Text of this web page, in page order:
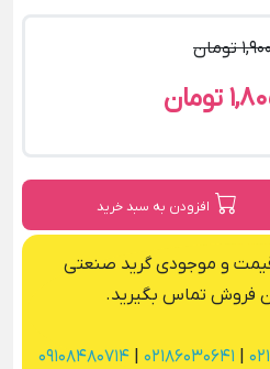
تومان
افزودن به سبد خرید
قیمت و موجودی گرید صنعتی
فروش تماس بگیرید.
02186030641
09108480714